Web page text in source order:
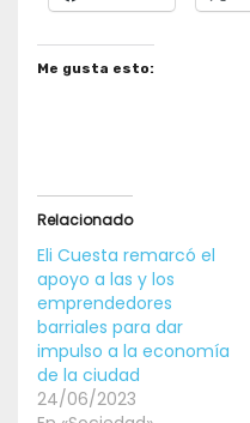
Me gusta esto:
Relacionado
Eli Cuesta remarcó el
apoyo a las y los
emprendedores
barriales para dar
impulso a la economía
de la ciudad
24/06/2023